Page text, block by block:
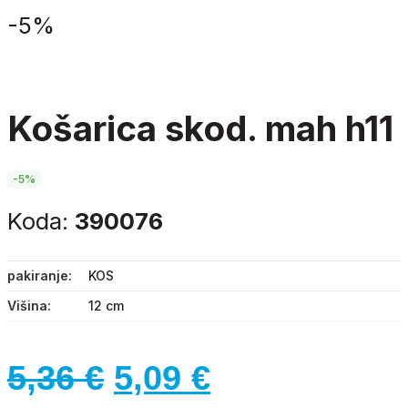
-5%
košarica skod. mah h11
-5%
Koda: 390076
pakiranje
KOS
Višina
12 cm
5,36€ Izvirna
5,09 €Trenutna